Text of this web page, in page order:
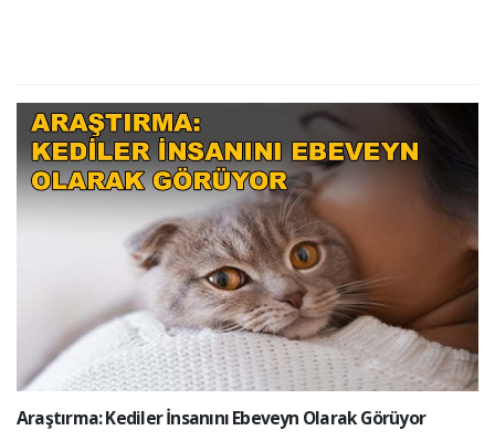
Araştırma: Kediler İnsanını Ebeveyn Olarak Görüyor